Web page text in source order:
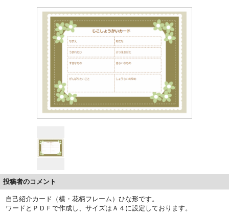
投稿者のコメント
自己紹介カード（横・花柄フレーム）ひな形です。
ワードとＰＤＦで作成し、サイズはＡ４に設定しております。